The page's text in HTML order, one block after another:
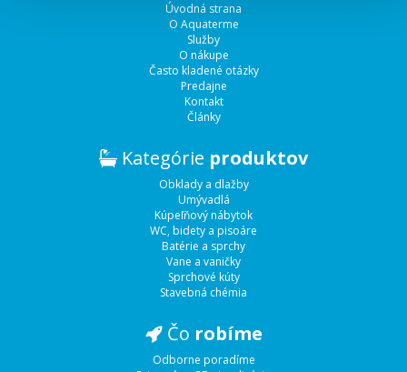
Úvodná strana
O Aquaterme
Služby
O nákupe
Často kladené otázky
Predajne
Kontakt
Články
Kategórie produktov
Obklady a dlažby
Umývadlá
Kúpeľňový nábytok
WC, bidety a pisoáre
Batérie a sprchy
Vane a vaničky
Sprchové kúty
Stavebná chémia
Čo robíme
Odborne poradíme